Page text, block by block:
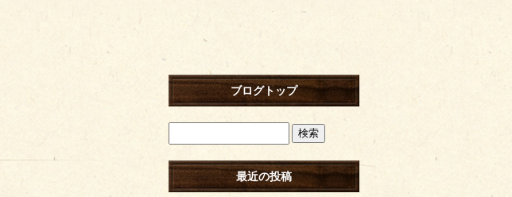
ブログトップ
最近の投稿